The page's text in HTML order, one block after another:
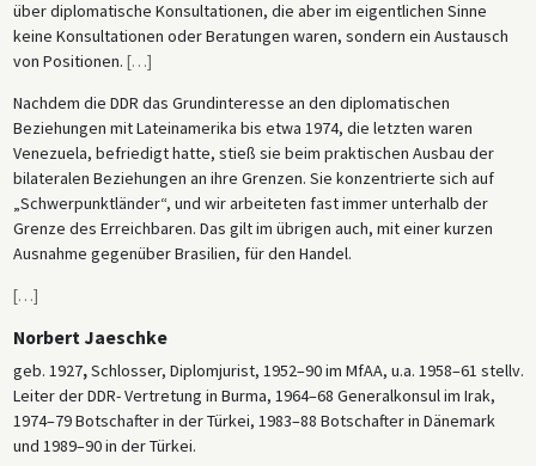
über diplomatische Konsultationen, die aber im eigentlichen Sinne
keine Konsultationen oder Beratungen waren, sondern ein Austausch
von Positionen. […]
Nachdem die DDR das Grundinteresse an den diplomatischen
Beziehungen mit Lateinamerika bis etwa 1974, die letzten waren
Venezuela, befriedigt hatte, stieß sie beim praktischen Ausbau der
bilateralen Beziehungen an ihre Grenzen. Sie konzentrierte sich auf
„Schwerpunktländer“, und wir arbeiteten fast immer unterhalb der
Grenze des Erreichbaren. Das gilt im übrigen auch, mit einer kurzen
Ausnahme gegenüber Brasilien, für den Handel.
[…]
Norbert Jaeschke
geb. 1927,Schlosser, Diplomjurist, 1952–90 im MfAA, u.a. 1958–61 stellv.
Leiter der DDR- Vertretung in Burma, 1964–68 Generalkonsul im Irak,
1974–79 Botschafter in der Türkei, 1983–88 Botschafter in Dänemark
und 1989–90 in der Türkei.